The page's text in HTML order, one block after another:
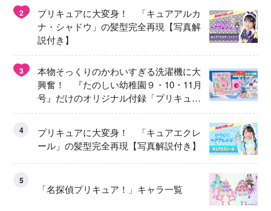
2
プリキュアに大変身！ 「キュアアルカ
ナ・シャドウ」の髪型完全再現【写真解
説付き】
3
本物そっくりのかわいすぎる洗濯機に大
興奮！ 『たのしい幼稚園９・10・11月
号』だけのオリジナル付録「プリキュ
ア くるくるせんたくき」
4
プリキュアに大変身！ 「キュアエクレ
ール」の髪型完全再現【写真解説付き】
5
「名探偵プリキュア！」キャラ一覧